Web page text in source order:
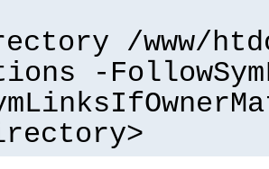
/www/
-